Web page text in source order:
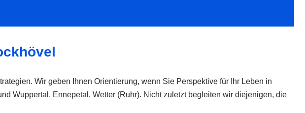
Wir geben Ihnen Orientierung, wenn Sie Perspektive für Ihr Leben in
Wuppertal, Ennepetal, Wetter (Ruhr). Nicht zuletzt begleiten wir diejenigen, die